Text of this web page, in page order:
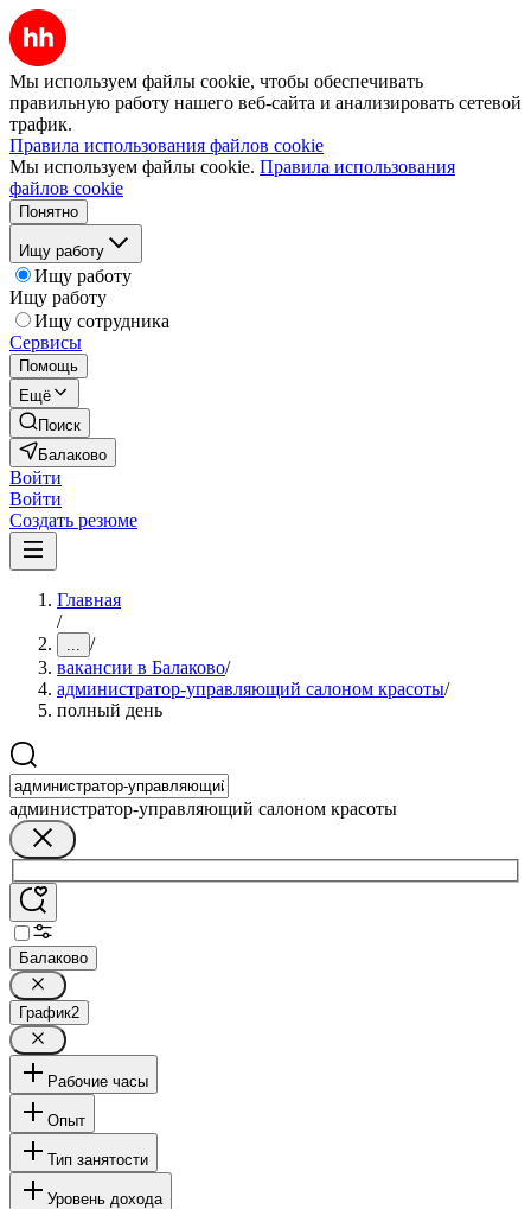
Мы используем файлы cookie, чтобы обеспечивать
правильную работу нашего веб-сайта и анализировать сетевой
трафик.
Правила использования файлов cookie
Мы используем файлы cookie. Правила использования
файлов cookie
Понятно
Ищу работу
Ищу работу
Ищу работу
Ищу сотрудника
Сервисы
Помощь
Ещё
Поиск
Балаково
Войти
Войти
Создать резюме
Главная
/
... /
вакансии в Балаково/
администратор-управляющий салоном красоты/
полный день
администратор-управляющий салоном красоты
Балаково
График2
Рабочие часы
Опыт
Тип занятости
Уровень дохода